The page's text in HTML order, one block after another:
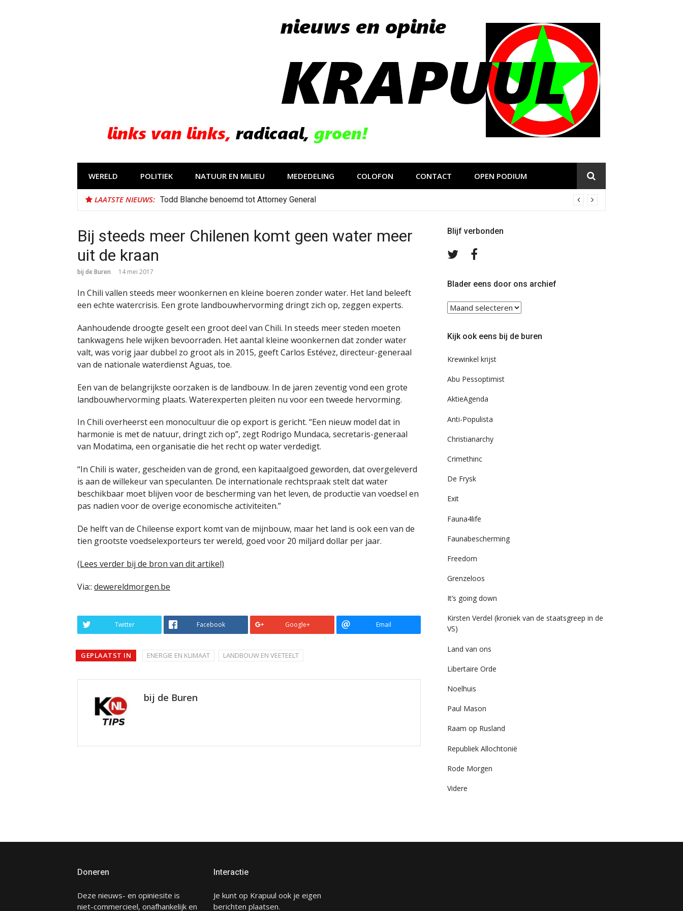
WERELD POLITIEK NATUUR EN MILIEU MEDEDELING COLOFON CONTACT OPEN PODIUM
LAATSTE NIEUWS: Todd Blanche benoemd tot Attorney General
Bij steeds meer Chilenen komt geen water meer
uit de kraan
bij de Buren 14 mei 2017
In Chili vallen steeds meer woonkernen en kleine boeren zonder water. Het land beleeft
een echte watercrisis. Een grote landbouwhervorming dringt zich op, zeggen experts.
Aanhoudende droogte geselt een groot deel van Chili. In steeds meer steden moeten
tankwagens hele wijken bevoorraden. Het aantal kleine woonkernen dat zonder water
valt, was vorig jaar dubbel zo groot als in 2015, geeft Carlos Estévez, directeur-generaal
van de nationale waterdienst Aguas, toe.
Een van de belangrijkste oorzaken is de landbouw. In de jaren zeventig vond een grote
landbouwhervorming plaats. Waterexperten pleiten nu voor een tweede hervorming.
In Chili overheerst een monocultuur die op export is gericht. “Een nieuw model dat in
harmonie is met de natuur, dringt zich op”, zegt Rodrigo Mundaca, secretaris-generaal
van Modatima, een organisatie die het recht op water verdedigt.
“In Chili is water, gescheiden van de grond, een kapitaalgoed geworden, dat overgeleverd
is aan de willekeur van speculanten. De internationale rechtspraak stelt dat water
beschikbaar moet blijven voor de bescherming van het leven, de productie van voedsel en
pas nadien voor de overige economische activiteiten.”
De helft van de Chileense export komt van de mijnbouw, maar het land is ook een van de
tien grootste voedselexporteurs ter wereld, goed voor 20 miljard dollar per jaar.
(Lees verder bij de bron van dit artikel)
Via:: dewereldmorgen.be
Twitter Facebook Google+ Email
GEPLAATST IN ENERGIE EN KLIMAAT LANDBOUW EN VEETEELT
bij de Buren
Blijf verbonden
Volg
TwitterFacebook
Blader eens door ons archief
Blader
eens
ons
Kijk ook eens bij de buren
Krewinkel krijst
Abu Pessoptimist
AktieAgenda
Anti-Populista
Christianarchy
Crimethinc
De Frysk
Exit
Fauna4life
Faunabescherming
Freedom
Grenzeloos
It’s going down
Kirsten Verdel (kroniek van de staatsgreep in de
VS)
Land van ons
Libertaire Orde
Noelhuis
Paul Mason
Raam op Rusland
Republiek Allochtonië
Rode Morgen
Videre
Doneren
Deze nieuws- en opiniesite is
niet-commercieel, onafhankelijk en
Interactie
Je kunt op Krapuul ook je eigen
berichten plaatsen.